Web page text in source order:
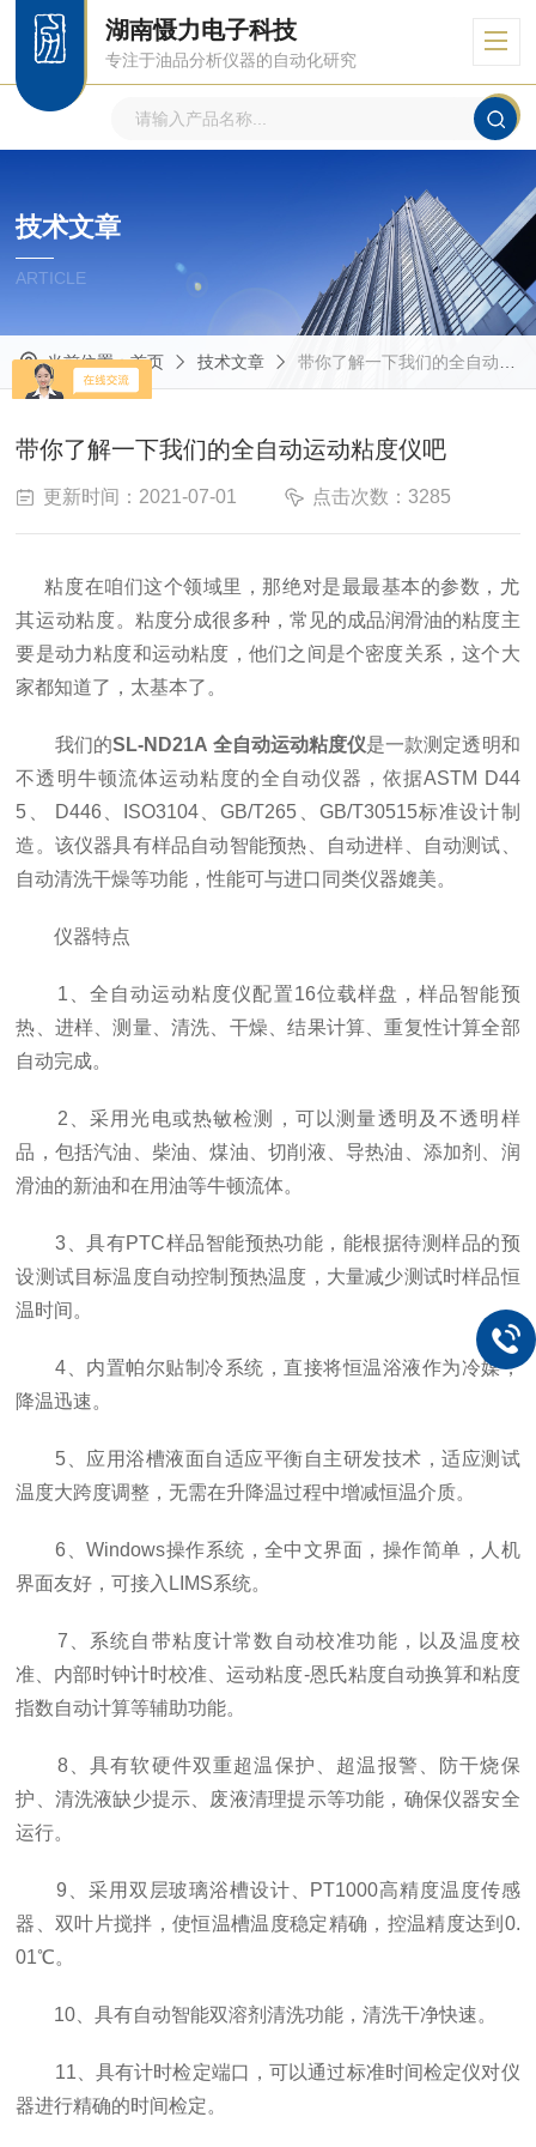
湖南慑力电子科技
专注于油品分析仪器的自动化研究
技术文章
ARTICLE
当前位置：首页 技术文章 带你了解一下我们的全自动运动粘度仪吧
带你了解一下我们的全自动运动粘度仪吧
更新时间：2021-07-01 点击次数：3285
粘度在咱们这个领域里，那绝对是最最基本的参数，尤
其运动粘度。粘度分成很多种，常见的成品润滑油的粘度主
要是动力粘度和运动粘度，他们之间是个密度关系，这个大
家都知道了，太基本了。
我们的SL-ND21A 全自动运动粘度仪是一款测定透明和
不透明牛顿流体运动粘度的全自动仪器，依据ASTM D44
5、 D446、ISO3104、GB/T265、GB/T30515标准设计制
造。该仪器具有样品自动智能预热、自动进样、自动测试、
自动清洗干燥等功能，性能可与进口同类仪器媲美。
仪器特点
1、全自动运动粘度仪配置16位载样盘，样品智能预
热、进样、测量、清洗、干燥、结果计算、重复性计算全部
自动完成。
2、采用光电或热敏检测，可以测量透明及不透明样
品，包括汽油、柴油、煤油、切削液、导热油、添加剂、润
滑油的新油和在用油等牛顿流体。
3、具有PTC样品智能预热功能，能根据待测样品的预
设测试目标温度自动控制预热温度，大量减少测试时样品恒
温时间。
4、内置帕尔贴制冷系统，直接将恒温浴液作为冷媒，
降温迅速。
5、应用浴槽液面自适应平衡自主研发技术，适应测试
温度大跨度调整，无需在升降温过程中增减恒温介质。
6、Windows操作系统，全中文界面，操作简单，人机
界面友好，可接入LIMS系统。
7、系统自带粘度计常数自动校准功能，以及温度校
准、内部时钟计时校准、运动粘度-恩氏粘度自动换算和粘度
指数自动计算等辅助功能。
8、具有软硬件双重超温保护、超温报警、防干烧保
护、清洗液缺少提示、废液清理提示等功能，确保仪器安全
运行。
9、采用双层玻璃浴槽设计、PT1000高精度温度传感
器、双叶片搅拌，使恒温槽温度稳定精确，控温精度达到0.
01℃。
10、具有自动智能双溶剂清洗功能，清洗干净快速。
11、具有计时检定端口，可以通过标准时间检定仪对仪
器进行精确的时间检定。